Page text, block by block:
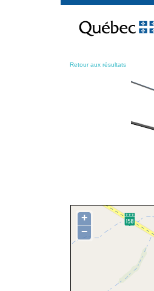
contenu
Retour aux résultats
+
−